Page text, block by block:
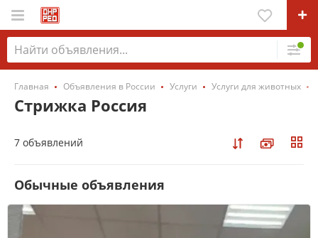
Главная Объявления в России Услуги Услуги для животных
Стрижка Россия
7 объявлений
Обычные объявления